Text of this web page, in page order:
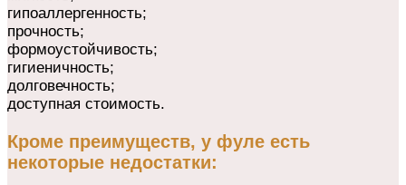
гипоаллергенность;
прочность;
формоустойчивость;
гигиеничность;
долговечность;
доступная стоимость.
Кроме преимуществ, у фуле есть
некоторые недостатки: